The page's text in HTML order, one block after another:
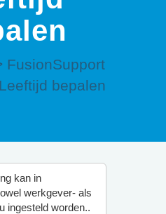
FusionSupport
Leeftijd bepalen
kan in
werkgever- als
ingesteld worden..